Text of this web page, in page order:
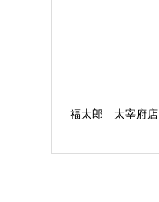
福太郎 太宰府店